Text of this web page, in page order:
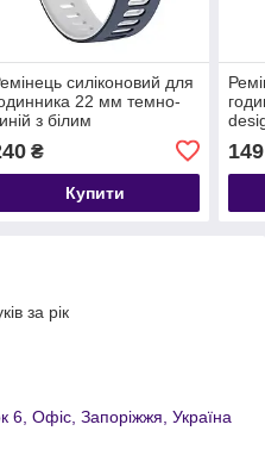
силіконовий для
22 мм темно-
з білим
₴
Купити
149
за рік
6, Офіс, Запоріжжя, Україна